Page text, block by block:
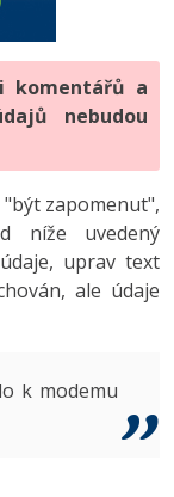
komentářů a
nebudou
zapomenut",
níže uvedený
uprav text
ale údaje
k modemu